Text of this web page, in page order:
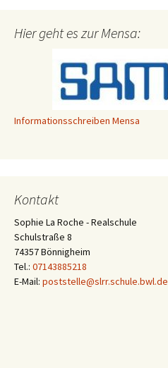
Hier geht es zur Mensa:
Informationsschreiben Mensa
Kontakt
Sophie La Roche - Realschule
Schulstraße 8
74357 Bönnigheim
Tel.: 07143885218
E-Mail: poststelle@slrr.schule.bwl.de